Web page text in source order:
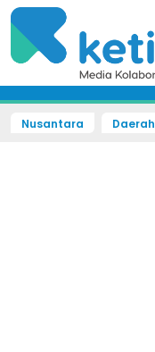
Nusantara Daerah